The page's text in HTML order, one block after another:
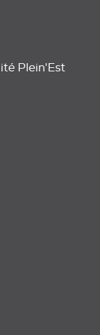
Plein'Est